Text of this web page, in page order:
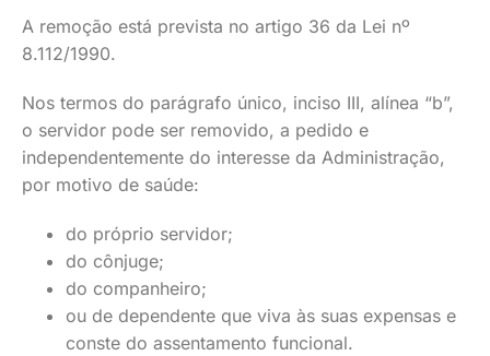
A remoção está prevista no artigo 36 da Lei nº
8.112/1990.
Nos termos do parágrafo único, inciso III, alínea “b”,
o servidor pode ser removido, a pedido e
independentemente do interesse da Administração,
por motivo de saúde:
do próprio servidor;
do cônjuge;
do companheiro;
ou de dependente que viva às suas expensas e
conste do assentamento funcional.